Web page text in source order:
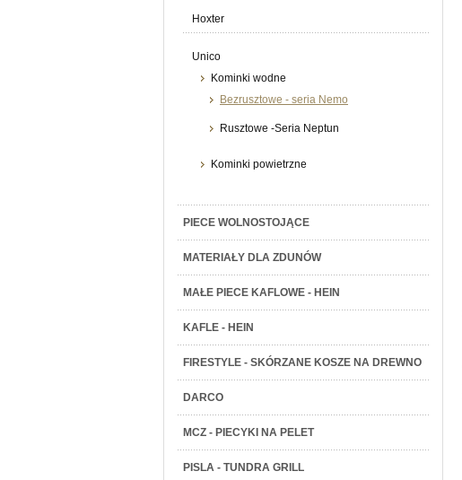
Hoxter
Unico
Kominki wodne
Bezrusztowe - seria Nemo
Rusztowe -Seria Neptun
Kominki powietrzne
PIECE WOLNOSTOJĄCE
MATERIAŁY DLA ZDUNÓW
MAŁE PIECE KAFLOWE - HEIN
KAFLE - HEIN
FIRESTYLE - SKÓRZANE KOSZE NA DREWNO
DARCO
MCZ - PIECYKI NA PELET
PISLA - TUNDRA GRILL